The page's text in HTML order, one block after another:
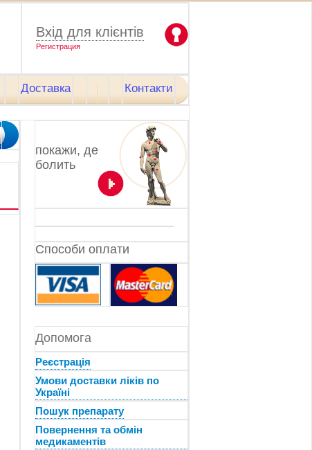
Вхід для клієнтів
Pегистрация
Доставка Контакти
покажи, де
болить
Способи оплати
Допомога
Реєстрація
Умови доставки ліків по
Україні
Пошук препарату
Повернення та обмін
медикаментів